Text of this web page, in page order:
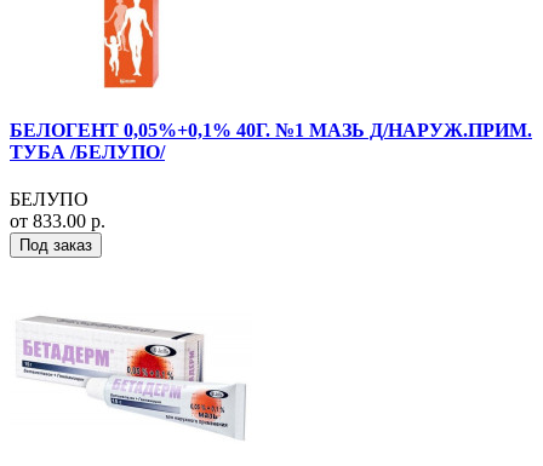
БЕЛОГЕНТ 0,05%+0,1% 40Г. №1 МАЗЬ Д/НАРУЖ.ПРИМ.
ТУБА /БЕЛУПО/
БЕЛУПО
от 833.00 р.
Под заказ